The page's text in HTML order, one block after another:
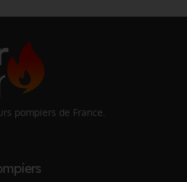
pompiers de France.